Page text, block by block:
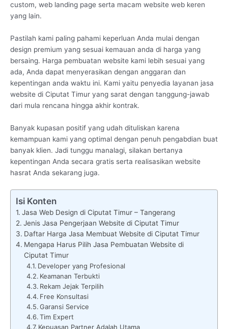
custom, web landing page serta macam website web keren
yang lain.
Pastilah kami paling pahami keperluan Anda mulai dengan
design premium yang sesuai kemauan anda di harga yang
bersaing. Harga pembuatan website kami lebih sesuai yang
ada, Anda dapat menyerasikan dengan anggaran dan
kepentingan anda waktu ini. Kami yaitu penyedia layanan jasa
website di Ciputat Timur yang sarat dengan tanggung-jawab
dari mula rencana hingga akhir kontrak.
Banyak kupasan positif yang udah dituliskan karena
kemampuan kami yang optimal dengan penuh pengabdian buat
banyak klien. Jadi tunggu manalagi, silakan bertanya
kepentingan Anda secara gratis serta realisasikan website
hasrat Anda sekarang juga.
Isi Konten
Jasa Web Design di Ciputat Timur – Tangerang
Jenis Jasa Pengerjaan Website di Ciputat Timur
Daftar Harga Jasa Membuat Website di Ciputat Timur
Mengapa Harus Pilih Jasa Pembuatan Website di
Ciputat Timur
Developer yang Profesional
Keamanan Terbukti
Rekam Jejak Terpilih
Free Konsultasi
Garansi Service
Tim Expert
Kepuasan Partner Adalah Utama